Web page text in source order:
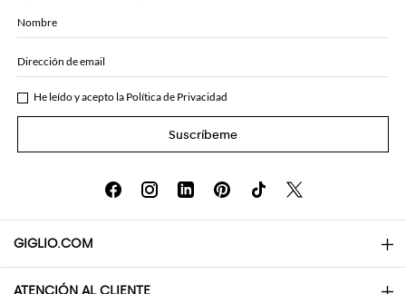
Nombre
Dirección de email
He leído y acepto la Política de Privacidad
Suscríbeme
GIGLIO.COM
About
ATENCIÓN AL CLIENTE